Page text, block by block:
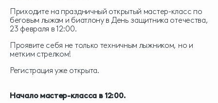
Приходите на праздничный открытый мастер-класс по
беговым лыжам и биатлону в День защитника отечества,
23 февраля в 12:00.
Проявите себя не только техничным лыжником, но и
метким стрелком!
Регистрация уже открыта.
Начало мастер-класса в 12:00.